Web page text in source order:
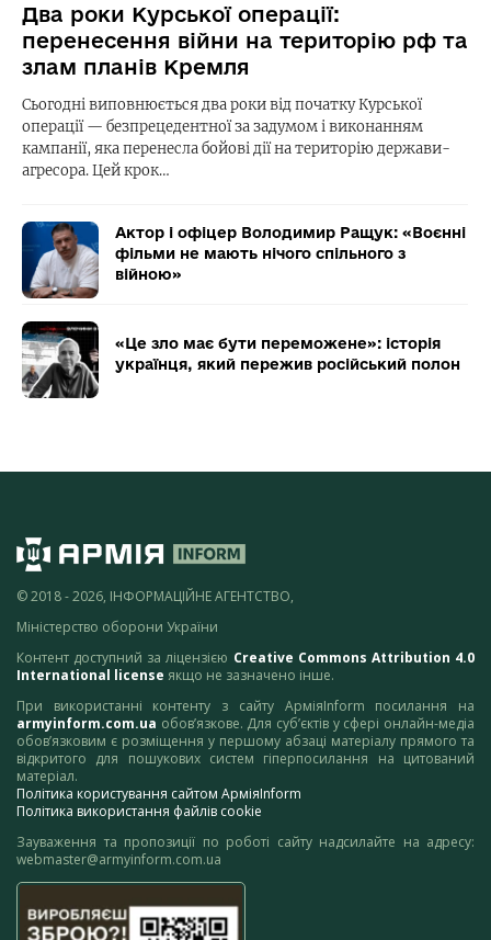
Два роки Курської операції:
перенесення війни на територію рф та
злам планів Кремля
Сьогодні виповнюється два роки від початку Курської
операції — безпрецедентної за задумом і виконанням
кампанії, яка перенесла бойові дії на територію держави-
агресора. Цей крок…
Актор і офіцер Володимир Ращук: «Воєнні
фільми не мають нічого спільного з
війною»
«Це зло має бути переможене»: історія
українця, який пережив російський полон
© 2018 - 2026, ІНФОРМАЦІЙНЕ АГЕНТСТВО,
Міністерство оборони України
Контент доступний за ліцензією Creative Commons Attribution 4.0
International license якщо не зазначено інше.
При використанні контенту з сайту АрміяInform посилання на
armyinform.com.ua обов’язкове. Для суб’єктів у сфері онлайн-медіа
обов’язковим є розміщення у першому абзаці матеріалу прямого та
відкритого для пошукових систем гіперпосилання на цитований
матеріал.
Політика користування сайтом АрміяInform
Політика використання файлів cookie
Зауваження та пропозиції по роботі сайту надсилайте на адресу:
webmaster@armyinform.com.ua